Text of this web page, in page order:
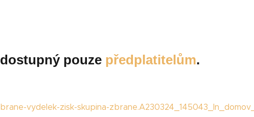
pouze předplatitelům.
vydelek-zisk-skupina-